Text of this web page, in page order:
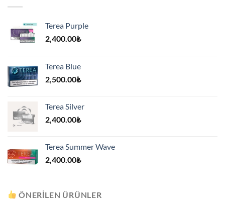
Terea Purple
2,400.00₺
Terea Blue
2,500.00₺
Terea Silver
2,400.00₺
Terea Summer Wave
2,400.00₺
ÖNERILEN ÜRÜNLER